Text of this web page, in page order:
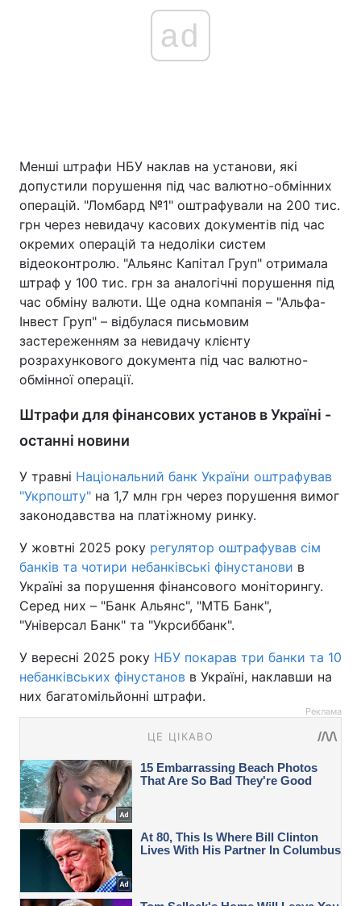
ad
Менші штрафи НБУ наклав на установи, які
допустили порушення під час валютно-обмінних
операцій. "Ломбард №1" оштрафували на 200 тис.
грн через невидачу касових документів під час
окремих операцій та недоліки систем
відеоконтролю. "Альянс Капітал Груп" отримала
штраф у 100 тис. грн за аналогічні порушення під
час обміну валюти. Ще одна компанія – "Альфа-
Інвест Груп" – відбулася письмовим
застереженням за невидачу клієнту
розрахункового документа під час валютно-
обмінної операції.
Штрафи для фінансових установ в Україні -
останні новини
У травні Національний банк України оштрафував
"Укрпошту" на 1,7 млн грн через порушення вимог
законодавства на платіжному ринку.
У жовтні 2025 року регулятор оштрафував сім
банків та чотири небанківські фінустанови в
Україні за порушення фінансового моніторингу.
Серед них – "Банк Альянс", "МТБ Банк",
"Універсал Банк" та "Укрсиббанк".
У вересні 2025 року НБУ покарав три банки та 10
небанківських фінустанов в Україні, наклавши на
них багатомільйонні штрафи.
Реклама